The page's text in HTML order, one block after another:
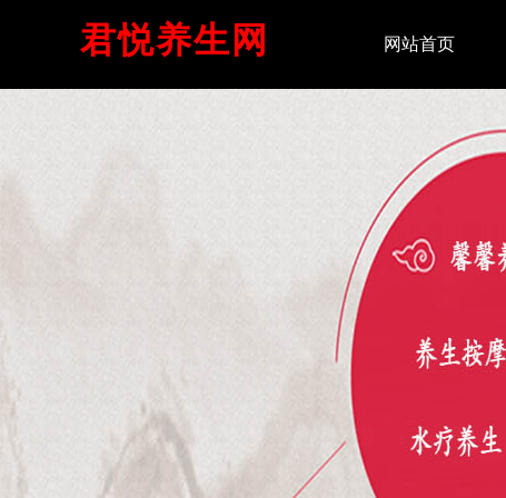
君悦养生网 网站首页